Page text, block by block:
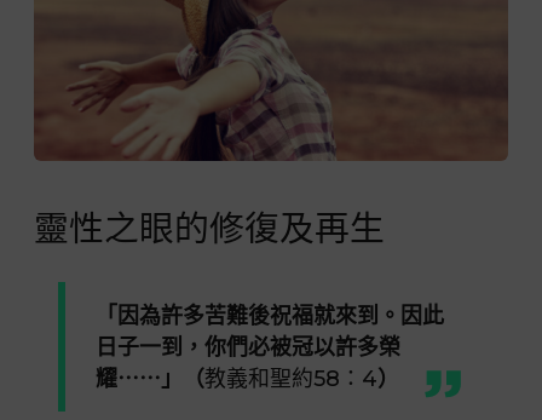
靈性之眼的修復及再生
「 因為許多苦難後祝福就來到。因此
日子一到，你們必被冠以許多榮
耀⋯⋯ 」（教義和聖約58：4）